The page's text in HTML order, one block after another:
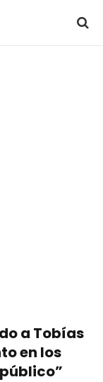
a Tobías
en los